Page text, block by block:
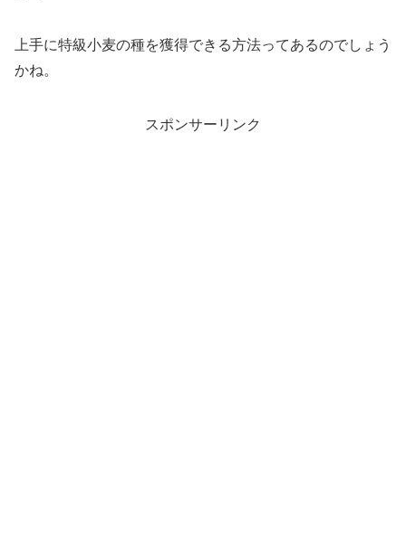
上手に特級小麦の種を獲得できる方法ってあるのでしょう
かね。
スポンサーリンク